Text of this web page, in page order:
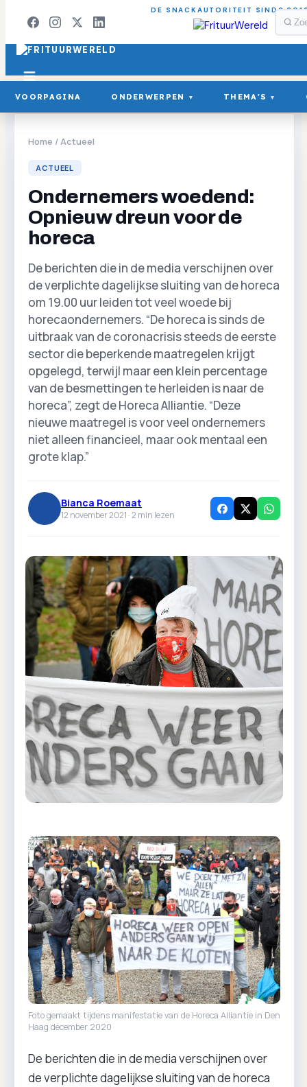
DE SNACKAUTORITEIT SINDS
VOORPAGINA ONDERWERPEN ▾ THEMA'S ▾
Home /Actueel
ACTUEEL
Ondernemers woedend:
Opnieuw dreun voor de
horeca
De berichten die in de media verschijnen over
de verplichte dagelijkse sluiting van de horeca
om 19.00 uur leiden tot veel woede bij
horecaondernemers. “De horeca is sinds de
uitbraak van de coronacrisis steeds de eerste
sector die beperkende maatregelen krijgt
opgelegd, terwijl maar een klein percentage
van de besmettingen te herleiden is naar de
horeca”, zegt de Horeca Alliantie. “Deze
nieuwe maatregel is voor veel ondernemers
niet alleen financieel, maar ook mentaal een
grote klap.”
Bianca Roemaat
12 november 2021 ·2 min lezen
Foto gemaakt tijdens manifestatie van de Horeca Alliantie in Den
Haag december 2020
De berichten die in de media verschijnen over
de verplichte dagelijkse sluiting van de horeca